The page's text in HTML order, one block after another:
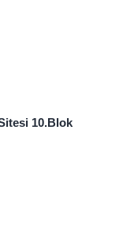
10.Blok